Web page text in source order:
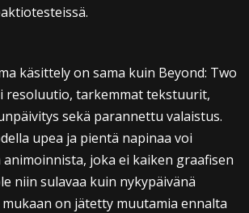
käsittely on sama kuin Beyond: Two
resoluutio, tarkemmat tekstuurit,
sekä parannettu valaistus.
upea ja pientä napinaa voi
joka ei kaiken graafisen
niin sulavaa kuin nykypäivänä
on jätetty muutamia ennalta